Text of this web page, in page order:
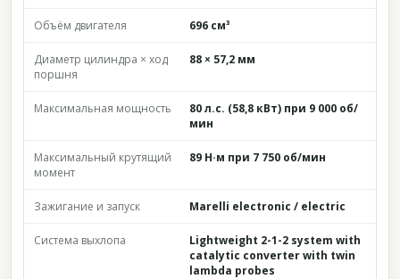
Объём двигателя 696 см³
Диаметр цилиндра × ход
поршня
88 × 57,2 мм
Максимальная мощность
80 л.с. (58,8 кВт) при 9 000 об/
мин
Максимальный крутящий
момент
89 Н·м при 7 750 об/мин
Зажигание и запуск Marelli electronic / electric
Система выхлопа
Lightweight 2-1-2 system with
catalytic converter with twin
lambda probes